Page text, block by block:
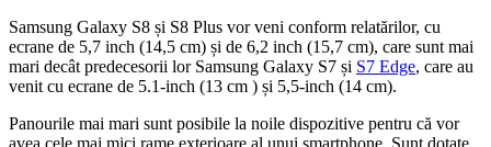
Samsung Galaxy S8 și S8 Plus vor veni conform relatărilor, cu
ecrane de 5,7 inch (14,5 cm) și de 6,2 inch (15,7 cm), care sunt mai
mari decât predecesorii lor Samsung Galaxy S7 și S7 Edge, care au
venit cu ecrane de 5.1-inch (13 cm ) și 5,5-inch (14 cm).
Panourile mai mari sunt posibile la noile dispozitive pentru că vor
avea cele mai mici rame exterioare al unui smartphone. Sunt dotate